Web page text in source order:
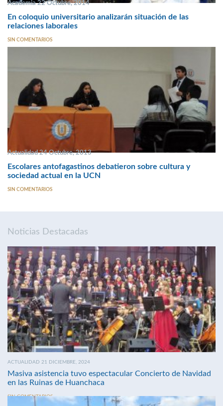
Academia 22 Octubre, 2014
En coloquio universitario analizarán situación de las
relaciones laborales
SIN COMENTARIOS
Actualidad 24 Octubre, 2013
Escolares antofagastinos debatieron sobre cultura y
sociedad actual en la UCN
SIN COMENTARIOS
Noticias Destacadas
ACTUALIDAD 21 DICIEMBRE, 2024
Masiva asistencia tuvo espectacular Concierto de Navidad
en las Ruinas de Huanchaca
SIN COMENTARIOS